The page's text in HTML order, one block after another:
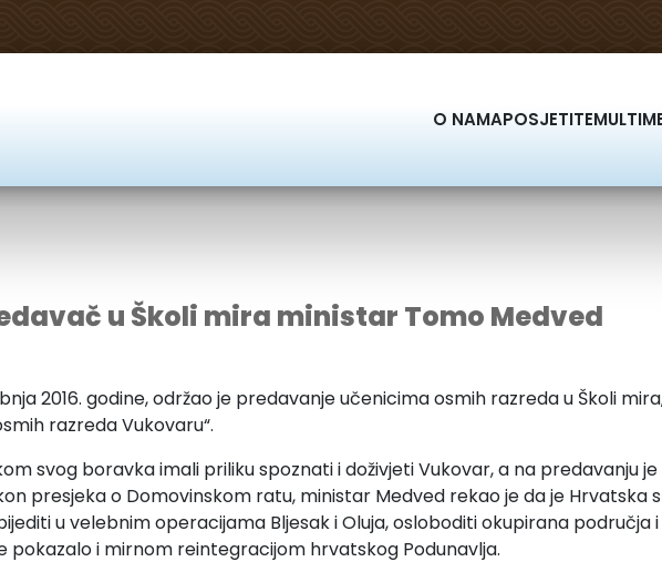
O NAMAPOSJETITE
u Školi mira ministar Tomo Medved
2016. godine, održao je predavanje učenicima osmih razreda u Školi
razreda Vukovaru“.
svog boravka imali priliku spoznati i doživjeti Vukovar, a na predavanju
presjeka o Domovinskom ratu, ministar Medved rekao je da je Hrvatska
u velebnim operacijama Bljesak i Oluja, osloboditi okupirana područja
pokazalo i mirnom reintegracijom hrvatskog Podunavlja.